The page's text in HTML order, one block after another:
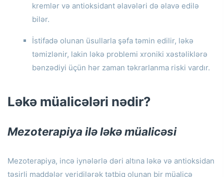
kremlər və antioksidant əlavələri də əlavə edilə
bilər.
İstifadə olunan üsullarla şəfa təmin edilir, ləkə
təmizlənir, lakin ləkə problemi xroniki xəstəliklərə
bənzədiyi üçün hər zaman təkrarlanma riski vardır.
Ləkə müalicələri nədir?
Mezoterapiya ilə ləkə müalicəsi
Mezoterapiya, incə iynələrlə dəri altına ləkə və antioksidan
təsirli maddələr yeridilərək tətbiq olunan bir müalicə